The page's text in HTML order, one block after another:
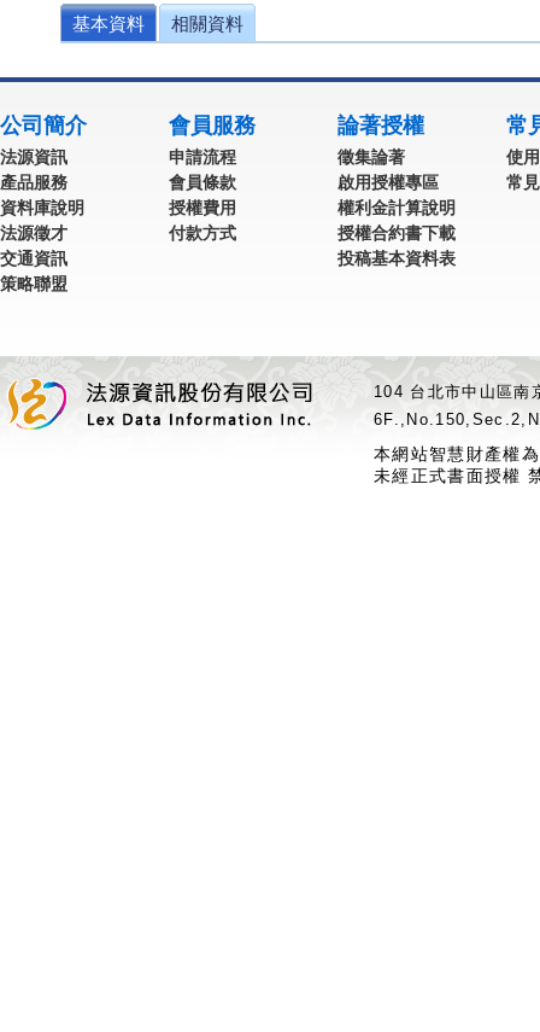
基本資料 相關資料
公司簡介
法源資訊
產品服務
資料庫說明
法源徵才
交通資訊
策略聯盟
會員服務
申請流程
會員條款
授權費用
付款方式
論著授權
徵集論著
啟用授權專區
權利金計算說明
授權合約書下載
投稿基本資料表
常
使
常
104 台北市中山區
本網站智慧財產權
未經正式書面授權